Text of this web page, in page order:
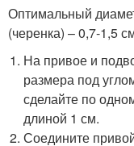
Оптимальный
(черенка) – 0,7-1,5
На привое и
размера под
сделайте по
длиной 1 см.
Соедините